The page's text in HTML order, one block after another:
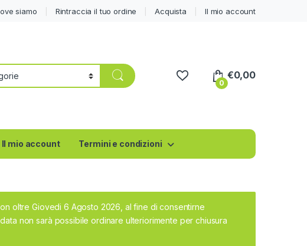
siamo Rintraccia il tuo ordine Acquista Il mio account
0
€0,00
Il mio account Termini e condizioni
oltre Giovedi 6 Agosto 2026, al fine di consentirne
non sarà possibile ordinare ulteriorimente per chiusura